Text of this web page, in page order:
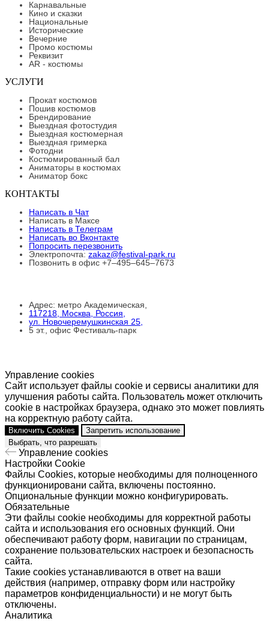
Карнавальные
Кино и сказки
Национальные
Исторические
Вечерние
Промо костюмы
Реквизит
AR - костюмы
УСЛУГИ
Прокат костюмов
Пошив костюмов
Брендирование
Выездная фотостудия
Выездная костюмерная
Выездная гримерка
Фотодни
Костюмированный бал
Аниматоры в костюмах
Аниматор бокс
КОНТАКТЫ
Написать в Чат
Написать в Максе
Написать в Телеграм
Написать во Вконтакте
Попросить перезвонить
Электропочта: zakaz@festival-park.ru
Позвонить в офис +7–495–645–7673
Адрес: метро Академическая,
117218, Москва, Россия,
ул. Новочеремушкинская 25,
5 эт., офис Фестиваль-парк
Управление cookies
Сайт использует файлы cookie и сервисы аналитики для
улучшения работы сайта. Пользователь может отключить
cookie в настройках браузера, однако это может повлиять
на корректную работу сайта.
Включить Cookies
Запретить использование
Выбрать, что разрешать
Управление cookies
Настройки Cookie
Файлы Cookies, которые необходимы для полноценного
функционировани сайта, включены постоянно.
Опциональные функции можно конфигурировать.
Обязательные
Эти файлы cookie необходимы для корректной работы
сайта и использования его основных функций. Они
обеспечивают работу форм, навигации по страницам,
сохранение пользовательских настроек и безопасность
сайта.
Такие cookies устанавливаются в ответ на ваши
действия (например, отправку форм или настройку
параметров конфиденциальности) и не могут быть
отключены.
Аналитика